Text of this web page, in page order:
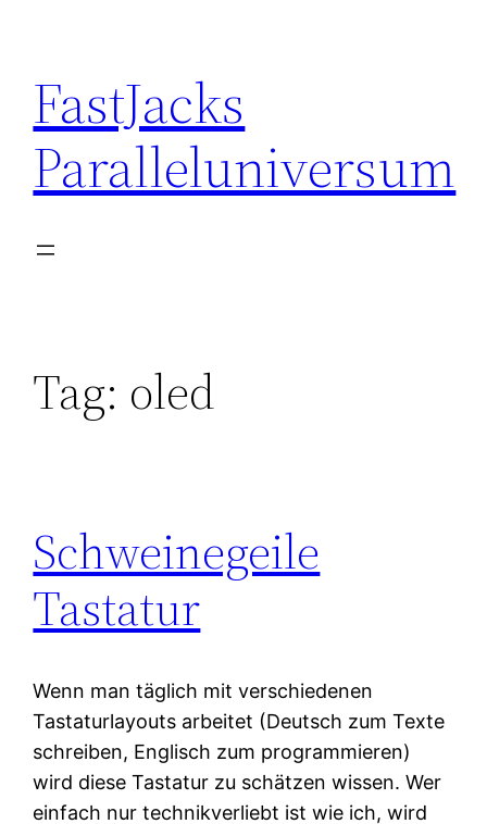
content
FastJacks
Paralleluniversum
Tag: oled
Schweinegeile
Tastatur
Wenn man täglich mit verschiedenen
Tastaturlayouts arbeitet (Deutsch zum Texte
schreiben, Englisch zum programmieren)
wird diese Tastatur zu schätzen wissen. Wer
einfach nur technikverliebt ist wie ich, wird